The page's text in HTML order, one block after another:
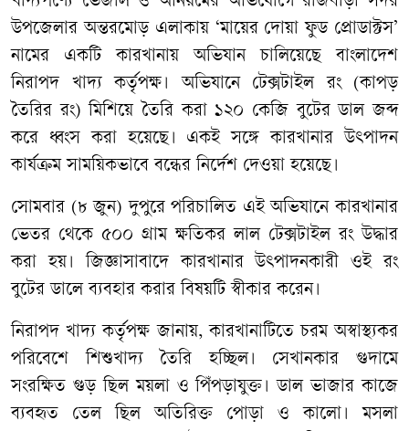
উপজেলার অন্তরমোড় এলাকায় ‘মায়ের দোয়া ফুড প্রোডাক্টস’
নামের একটি কারখানায় অভিযান চালিয়েছে বাংলাদেশ
নিরাপদ খাদ্য কর্তৃপক্ষ। অভিযানে টেক্সটাইল রং (কাপড়
তৈরির রং) মিশিয়ে তৈরি করা ১২০ কেজি বুটের ডাল জব্দ
করে ধ্বংস করা হয়েছে। একই সঙ্গে কারখানার উৎপাদন
কার্যক্রম সাময়িকভাবে বন্ধের নির্দেশ দেওয়া হয়েছে।
সোমবার (৮ জুন) দুপুরে পরিচালিত এই অভিযানে কারখানার
ভেতর থেকে ৫০০ গ্রাম ক্ষতিকর লাল টেক্সটাইল রং উদ্ধার
করা হয়। জিজ্ঞাসাবাদে কারখানার উৎপাদনকারী ওই রং
বুটের ডালে ব্যবহার করার বিষয়টি স্বীকার করেন।
নিরাপদ খাদ্য কর্তৃপক্ষ জানায়, কারখানাটিতে চরম অস্বাস্থ্যকর
পরিবেশে শিশুখাদ্য তৈরি হচ্ছিল। সেখানকার গুদামে
সংরক্ষিত গুড় ছিল ময়লা ও পিঁপড়াযুক্ত। ডাল ভাজার কাজে
ব্যবহৃত তেল ছিল অতিরিক্ত পোড়া ও কালো। মসলা